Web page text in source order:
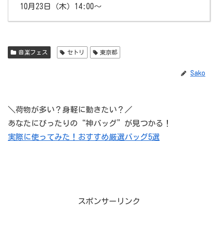
10月23日（木）14:00〜
音楽フェス セトリ 東京都
Sako
＼荷物が多い？身軽に動きたい？／
あなたにぴったりの“神バッグ”が見つかる！
実際に使ってみた！おすすめ厳選バッグ5選
スポンサーリンク